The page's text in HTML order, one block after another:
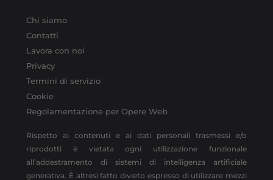
Chi siamo
Contatti
Lavora con noi
Privacy
Termini di servizio
Cookie
Regolamentazione per Opere Web
Rispetto ai contenuti e ai dati personali trasmessi e/o
riprodotti è vietata ogni utilizzazione funzionale
all’addestramento di sistemi di intelligenza artificiale
generativa. È altresì fatto divieto espresso di utilizzare mezzi